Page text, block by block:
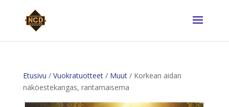
Etusivu / Vuokratuotteet/ Muut/ Korkean aidan
näköestekangas, rantamaisema